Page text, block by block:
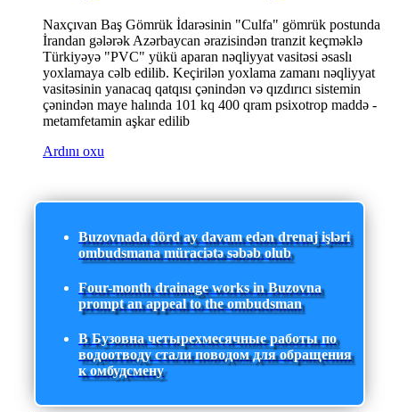
Naxçıvan Baş Gömrük İdarəsinin "Culfa" gömrük postunda
İrandan gələrək Azərbaycan ərazisindən tranzit keçməklə
Türkiyəyə "PVC" yükü aparan nəqliyyat vasitəsi əsaslı
yoxlamaya cəlb edilib. Keçirilən yoxlama zamanı nəqliyyat
vasitəsinin yanacaq qatqısı çənindən və qızdırıcı sistemin
çənindən maye halında 101 kq 400 qram psixotrop maddə -
metamfetamin aşkar edilib
Ardını oxu
Buzovnada dörd ay davam edən drenaj işləri
ombudsmana müraciətə səbəb olub
Four-month drainage works in Buzovna
prompt an appeal to the ombudsman
В Бузовна четырехмесячные работы по
водоотводу стали поводом для обращения
к омбудсмену